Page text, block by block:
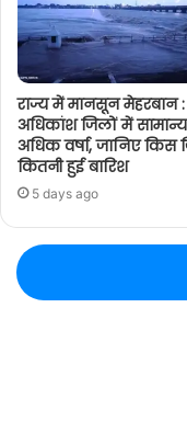
राज्य में मानसून मेहरबान :
अधिकांश जिलों में
अधिक वर्षा, जानिए किस
कितनी हुई बारिश
5 days ago